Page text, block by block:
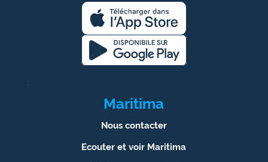
1
Maritima
Nous contacter
Ecouter et voir Maritima